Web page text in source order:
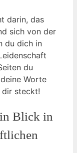
darin, das
sich von der
du dich in
du
Worte
dir steckt!
Blick in